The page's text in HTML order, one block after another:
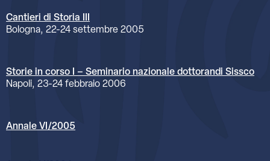
Cantieri di Storia III
Bologna, 22-24 settembre 2005
Storie in corso I – Seminario nazionale dottorandi Sissco
Napoli, 23-24 febbraio 2006
Annale VI/2005